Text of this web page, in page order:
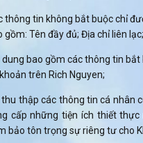
thông tin không bắt buộc chỉ
gồm: Tên đầy đủ; Địa chỉ liên
dung bao gồm các thông tin
trên Rich Nguyen;
thu thập các thông tin cá nhân
cấp những tiện ích thiết
bảo tôn trọng sự riêng tư cho